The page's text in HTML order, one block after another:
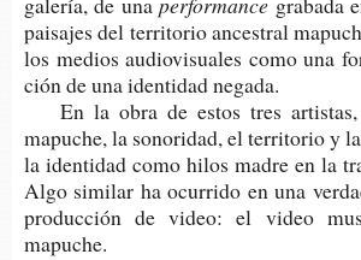
pai­sa­jes del terri­to­rio ances­tral
los medios audio­vi­sua­les como una
ción de una iden­ti­dad negada.
En la obra de estos tres
mapu­che, la sono­ri­dad, el terri­to­rio y
la iden­ti­dad como hilos madre en la
Algo simi­lar ha ocu­rri­do en una
pro­duc­ción de video: el video
mapuche.